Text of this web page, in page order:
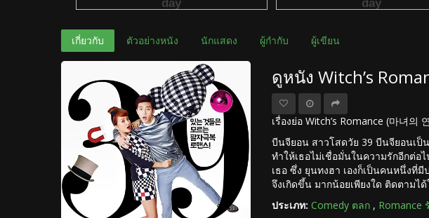
เกี่ยวกับ ตัวอย่างหนัง นักแสดง ผู้กำกับ ผู้เขียน
ดูหนัง Witch’s
เรื่องย่อ Witch’s Romance (마녀의
บีนจียอน สาวโสดวัย 39 บีนจียอนเป็
ทำให้เธอไม่เชื่อมั่นในความรักอีกต่
เธอ ซึ่ง ยุนทงฮา เองก็เป็นคนหนึ่งที่
จึงเกิดขึ้น มากน้อยเพียงใด ติดตามไ
ประเภท: Comedy ตลก , Romance